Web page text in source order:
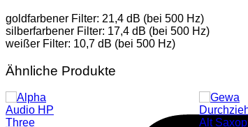
goldfarbener Filter: 21,4 dB (bei 500 Hz)
silberfarbener Filter: 17,4 dB (bei 500 Hz)
weißer Filter: 10,7 dB (bei 500 Hz)
Ähnliche Produkte